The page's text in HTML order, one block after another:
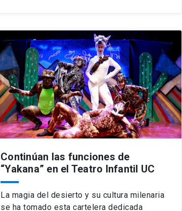
Continúan las funciones de
“Yakana” en el Teatro Infantil UC
La magia del desierto y su cultura milenaria
se ha tomado esta cartelera dedicada